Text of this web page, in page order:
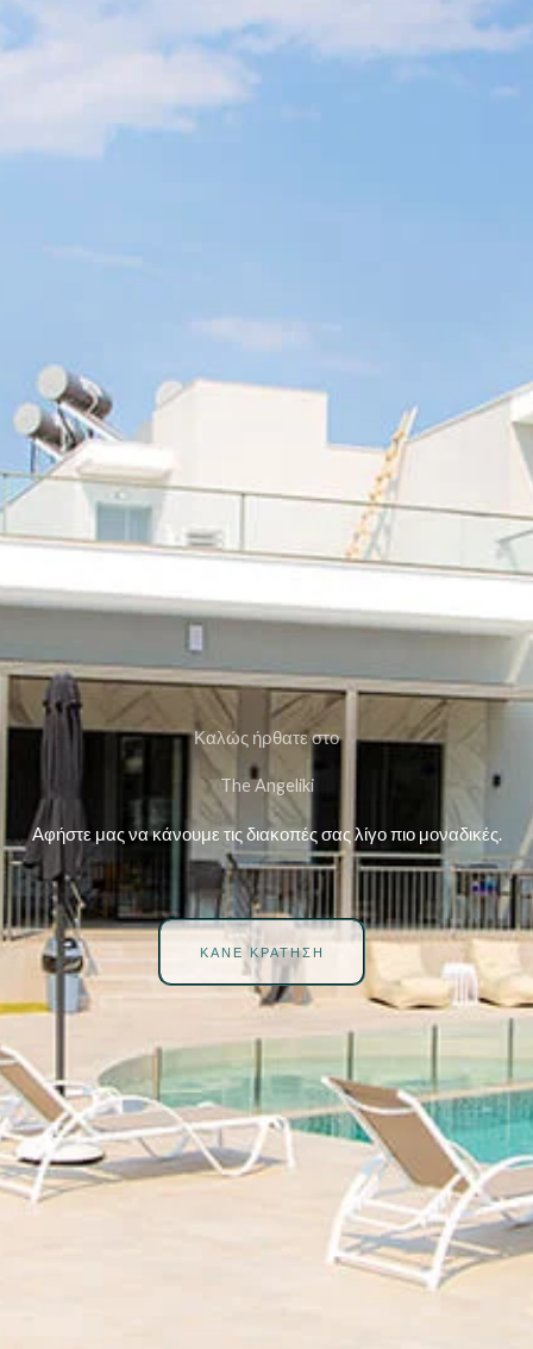
Καλώς ήρθατε στο
The Angeliki
Αφήστε μας να κάνουμε τις διακοπές σας λίγο πιο μοναδικές.
ΚΆΝΕ ΚΡΆΤΗΣΗ